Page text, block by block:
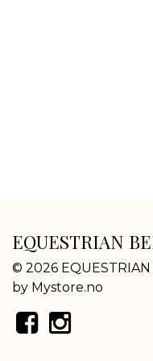
EQUESTRIAN
© 2026
by Mystore.no